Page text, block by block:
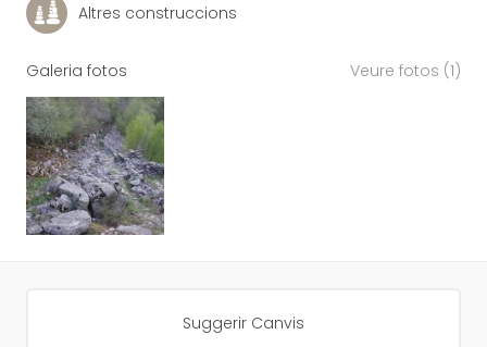
Altres construccions
Galeria fotos Veure fotos (1)
Suggerir Canvis